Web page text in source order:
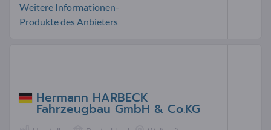
Weitere Informationen-
Produkte des Anbieters
Hermann HARBECK
Fahrzeugbau GmbH & Co.KG